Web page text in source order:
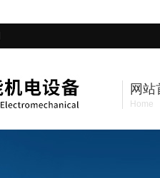
网站
Home